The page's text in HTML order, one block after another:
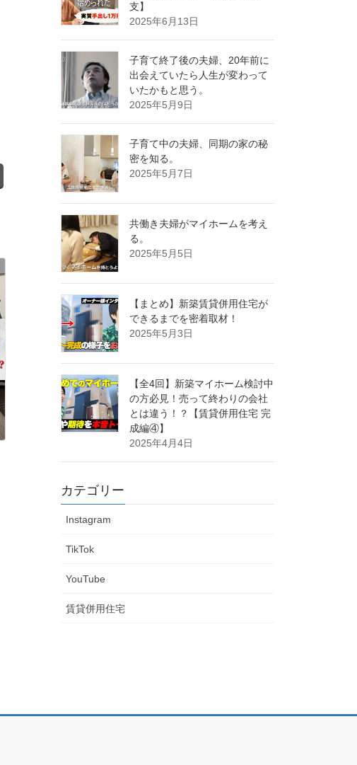
支】
2025年6月13日
子育て終了後の夫婦、20年前に
出会えていたら人生が変わって
いたかもと思う。
2025年5月9日
子育て中の夫婦、同期の家の秘
密を知る。
2025年5月7日
共働き夫婦がマイホームを考え
る。
2025年5月5日
【まとめ】新築賃貸併用住宅が
できるまでを密着取材！
2025年5月3日
【全4回】新築マイホーム検討中
の方必見！売って終わりの会社
とは違う！？【賃貸併用住宅 完
成編④】
2025年4月4日
カテゴリー
Instagram
TikTok
YouTube
賃貸併用住宅